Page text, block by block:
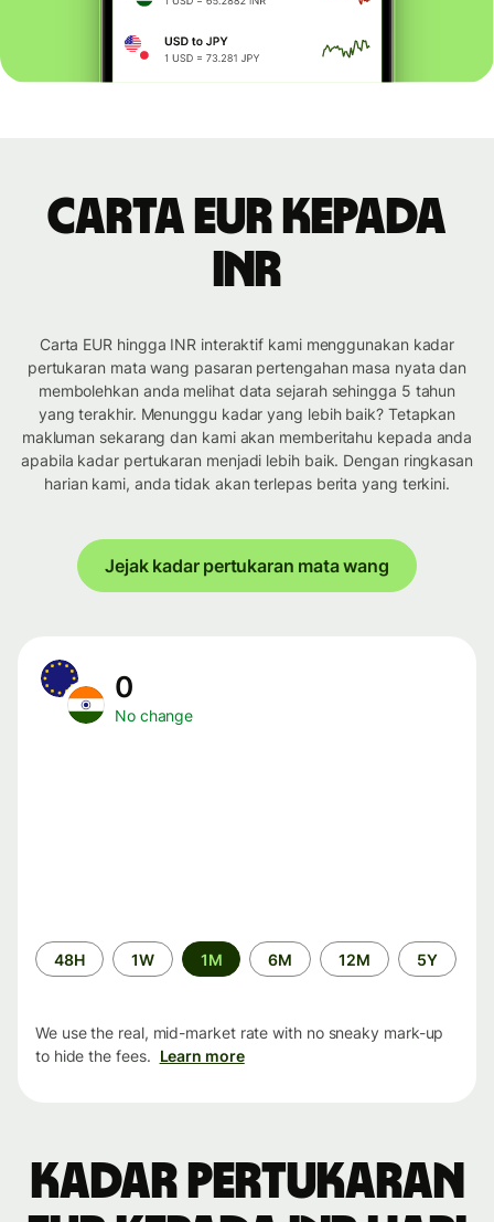
Carta EUR kepada
INR
Carta EUR hingga INR interaktif kami menggunakan kadar
pertukaran mata wang pasaran pertengahan masa nyata dan
membolehkan anda melihat data sejarah sehingga 5 tahun
yang terakhir. Menunggu kadar yang lebih baik? Tetapkan
makluman sekarang dan kami akan memberitahu kepada anda
apabila kadar pertukaran menjadi lebih baik. Dengan ringkasan
harian kami, anda tidak akan terlepas berita yang terkini.
Jejak kadar pertukaran mata wang
0
No change
Time
period
48H 1W 1M 6M 12M 5Y
We use the real, mid-market rate with no sneaky mark-up
to hide the fees. Learn more
Kadar pertukaran